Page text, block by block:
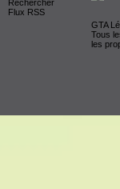
Rechercher
Flux RSS
GTA
Tous
les